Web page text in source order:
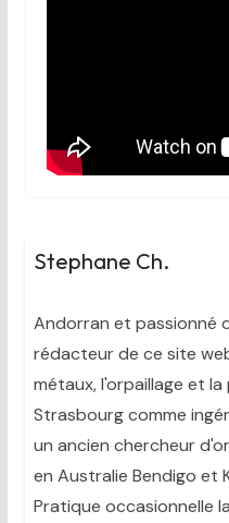
Stephane Ch.
Andorran et passionné
rédacteur de ce site
métaux, l'orpaillage et
Strasbourg comme
un ancien chercheur
en Australie Bendigo et
Pratique occasionnelle